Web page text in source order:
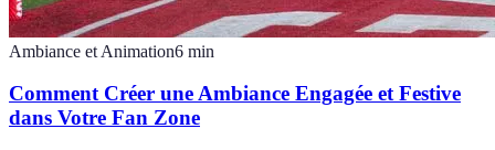
Ambiance et Animation6 min
Comment Créer une Ambiance Engagée et Festive
dans Votre Fan Zone